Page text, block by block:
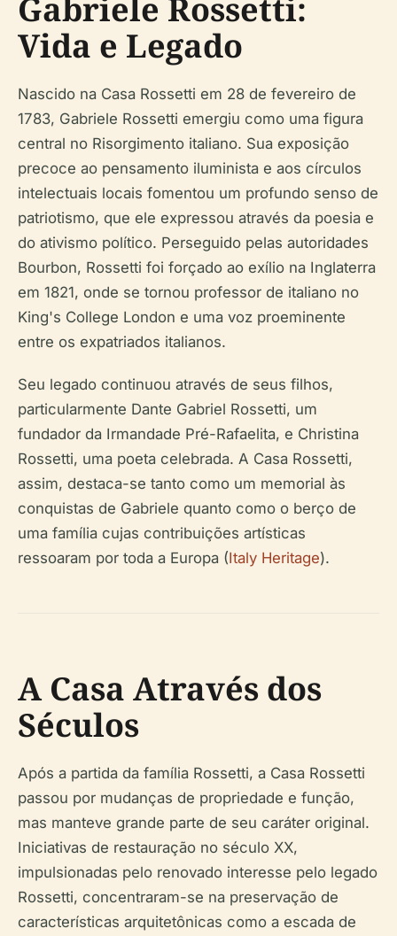
Gabriele Rossetti:
Vida e Legado
Nascido na Casa Rossetti em 28 de fevereiro de
1783, Gabriele Rossetti emergiu como uma figura
central no Risorgimento italiano. Sua exposição
precoce ao pensamento iluminista e aos círculos
intelectuais locais fomentou um profundo senso de
patriotismo, que ele expressou através da poesia e
do ativismo político. Perseguido pelas autoridades
Bourbon, Rossetti foi forçado ao exílio na Inglaterra
em 1821, onde se tornou professor de italiano no
King's College London e uma voz proeminente
entre os expatriados italianos.
Seu legado continuou através de seus filhos,
particularmente Dante Gabriel Rossetti, um
fundador da Irmandade Pré-Rafaelita, e Christina
Rossetti, uma poeta celebrada. A Casa Rossetti,
assim, destaca-se tanto como um memorial às
conquistas de Gabriele quanto como o berço de
uma família cujas contribuições artísticas
ressoaram por toda a Europa (Italy Heritage).
A Casa Através dos
Séculos
Após a partida da família Rossetti, a Casa Rossetti
passou por mudanças de propriedade e função,
mas manteve grande parte de seu caráter original.
Iniciativas de restauração no século XX,
impulsionadas pelo renovado interesse pelo legado
Rossetti, concentraram-se na preservação de
características arquitetônicas como a escada de